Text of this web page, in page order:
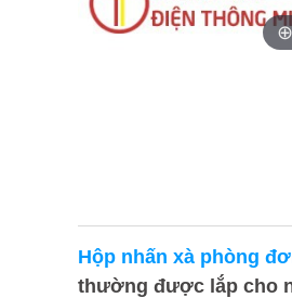
Hộp nhấn xà phòng
thường được lắp cho